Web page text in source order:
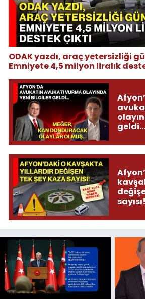
ODAK yazdı, araç yetersizliği
Emniyete 4,5 milyon liralık
sayısı!